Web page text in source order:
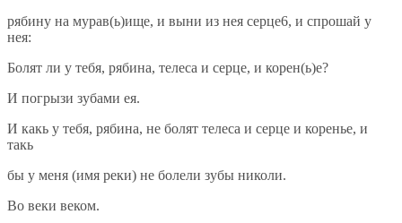
рябину на мурав(ь)ище, и выни из нея серце6, и спрошай у
нея:
Болят ли у тебя, рябина, телеса и серце, и корен(ь)е?
И погрызи зубами ея.
И какь у тебя, рябина, не болят телеса и серце и коренье, и
такь
бы у меня (имя реки) не болели зубы николи.
Во веки веком.